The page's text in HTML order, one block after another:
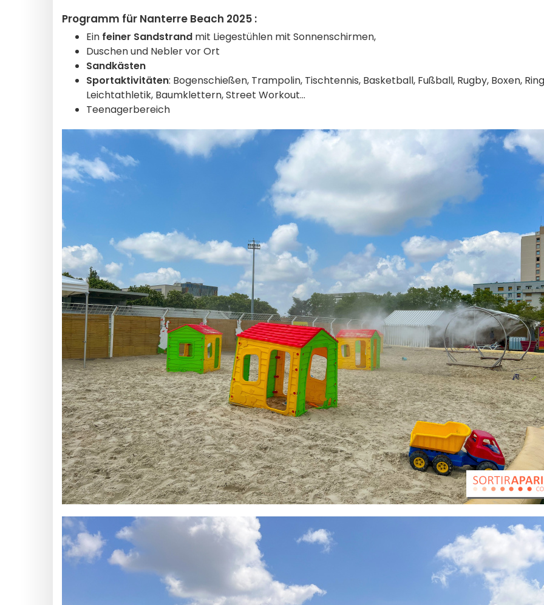
Programm für Nanterre Beach 2025 :
Ein feiner Sandstrand mit Liegestühlen mit Sonnenschirmen,
Duschen und Nebler vor Ort
Sandkästen
Sportaktivitäten: Bogenschießen, Trampolin, Tischtennis, Basketball, Fußball, Rugby, Boxen,
Leichtathletik, Baumklettern, Street Workout...
Teenagerbereich